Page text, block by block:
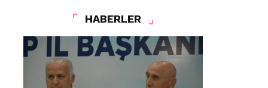
HABERLER